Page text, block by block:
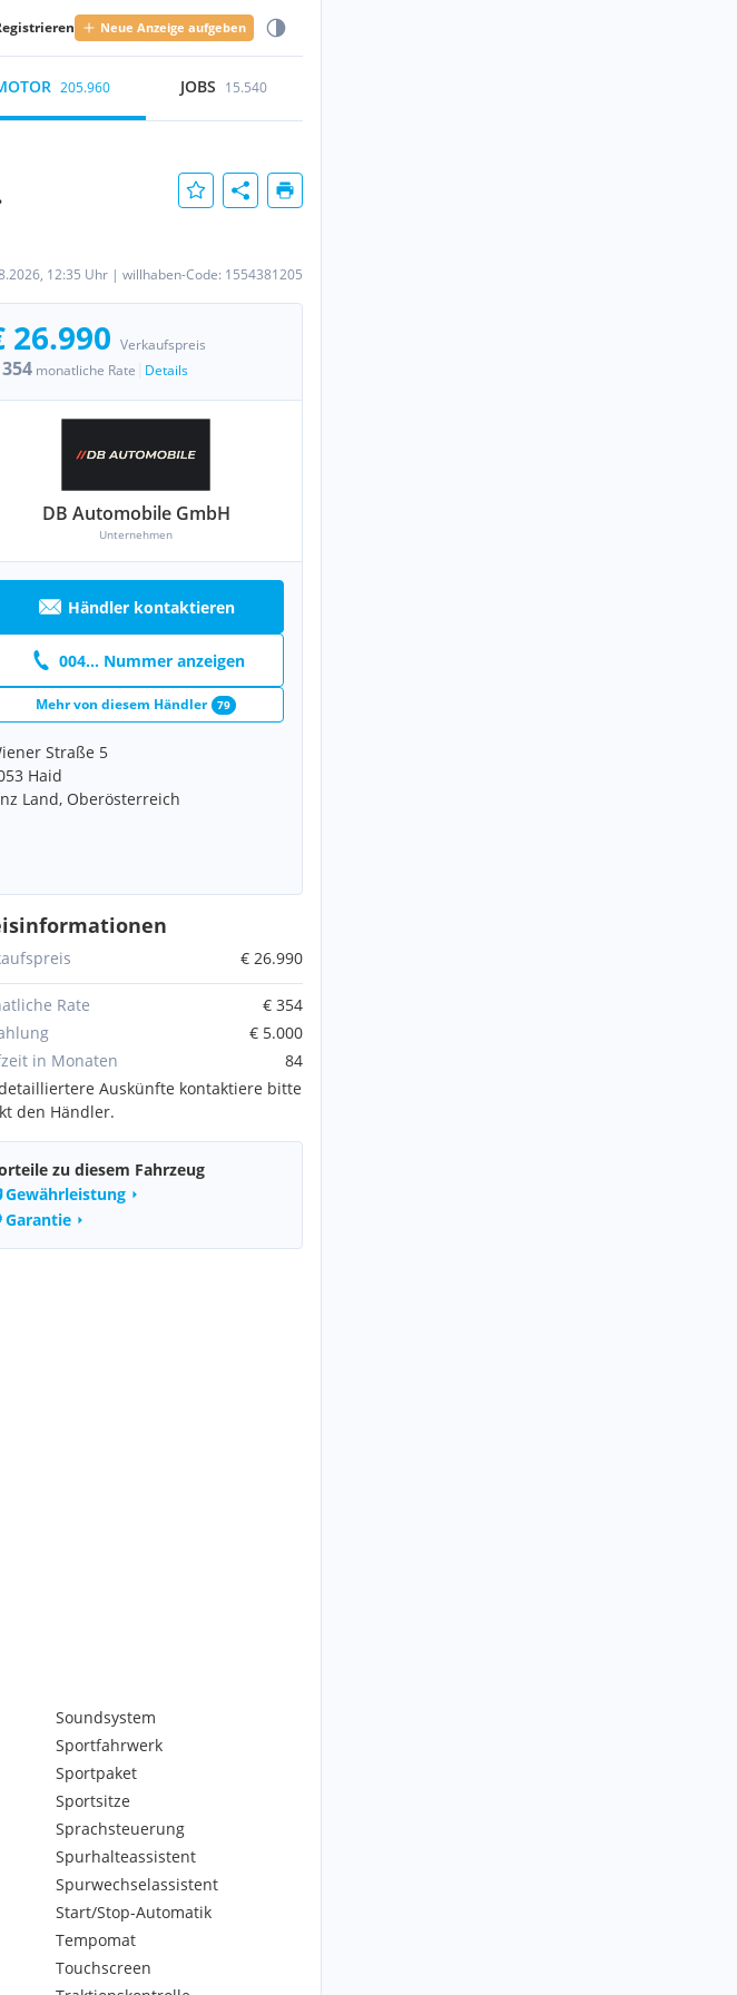
Neue Anzeige aufgeben
205.960 JOBS 15.540
12:35 Uhr | willhaben-Code: 1554381205
26.990 Verkaufspreis
monatliche Rate Details
DB Automobile GmbH
Unternehmen
Händler kontaktieren
004... Nummer anzeigen
Mehr von diesem Händler 79
Straße 5
Haid
Land, Oberösterreich
€ 26.990
Rate
€ 354
€ 5.000
in Monaten
84
Auskünfte kontaktiere bitte
den Händler.
zu diesem Fahrzeug
Gewährleistung
Garantie
Soundsystem
Sportfahrwerk
Sportpaket
Sportsitze
Sprachsteuerung
Spurhalteassistent
Spurwechselassistent
Start/Stop-Automatik
Tempomat
Touchscreen